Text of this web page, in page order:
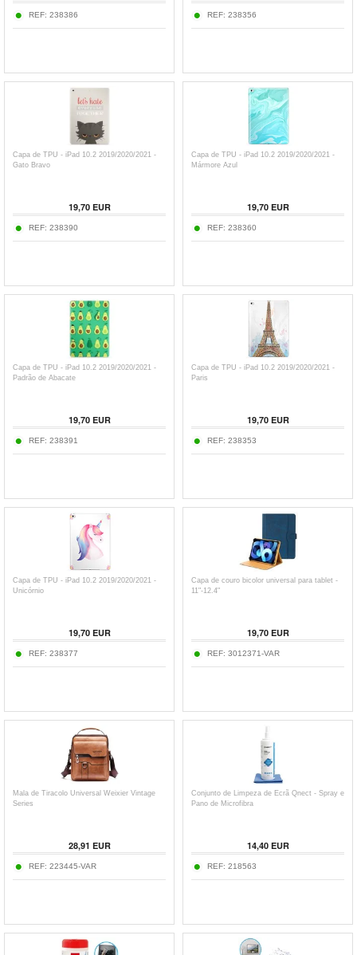
REF: 238386 REF: 238356
Capa de TPU - iPad 10.2 2019/2020/2021 -
Gato Bravo
19,70EUR
REF: 238390
Capa de TPU - iPad 10.2 2019/2020/2021 -
Mármore Azul
19,70EUR
REF: 238360
Capa de TPU - iPad 10.2 2019/2020/2021 -
Padrão de Abacate
19,70EUR
REF: 238391
Capa de TPU - iPad 10.2 2019/2020/2021 -
Paris
19,70EUR
REF: 238353
Capa de TPU - iPad 10.2 2019/2020/2021 -
Unicórnio
19,70EUR
REF: 238377
Capa de couro bicolor universal para tablet -
11"-12.4"
19,70EUR
REF: 3012371-VAR
Mala de Tiracolo Universal Weixier Vintage
Series
28,91 EUR
REF: 223445-VAR
Conjunto de Limpeza de Ecrã Qnect - Spray e
Pano de Microfibra
14,40EUR
REF: 218563